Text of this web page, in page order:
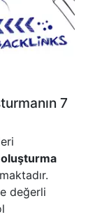
7
değerli